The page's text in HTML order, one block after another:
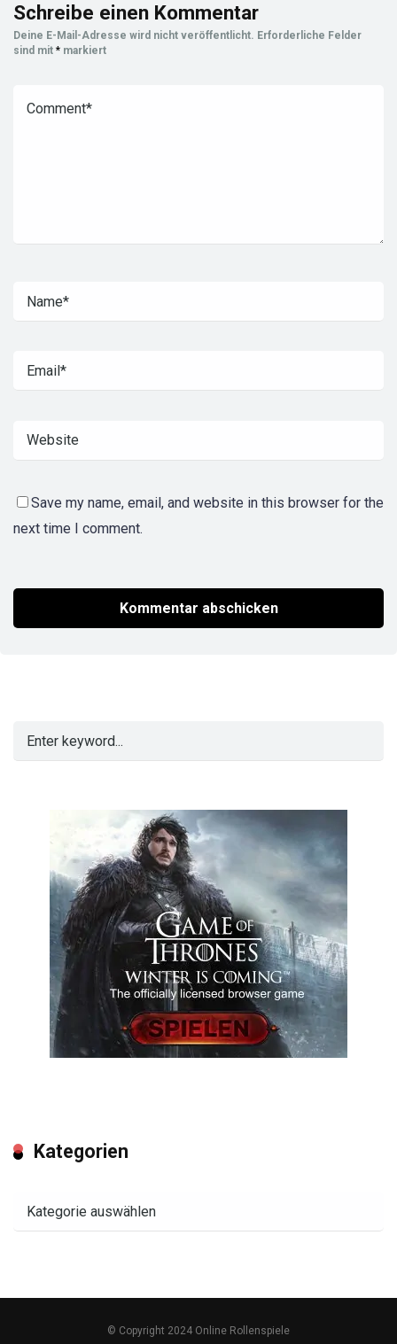
Schreibe einen Kommentar
Deine E-Mail-Adresse wird nicht veröffentlicht. Erforderliche Felder
sind mit * markiert
Save my name, email, and website in this browser for the
next time I comment.
Kategorien
© Copyright 2024 Online Rollenspiele